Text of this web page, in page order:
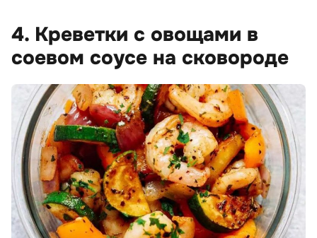
4. Креветки с овощами в
соевом соусе на сковороде